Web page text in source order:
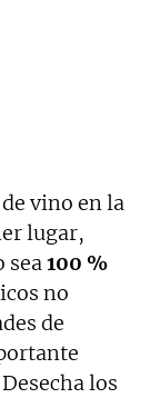
vino en la
lugar,
sea100 %
no
de
los